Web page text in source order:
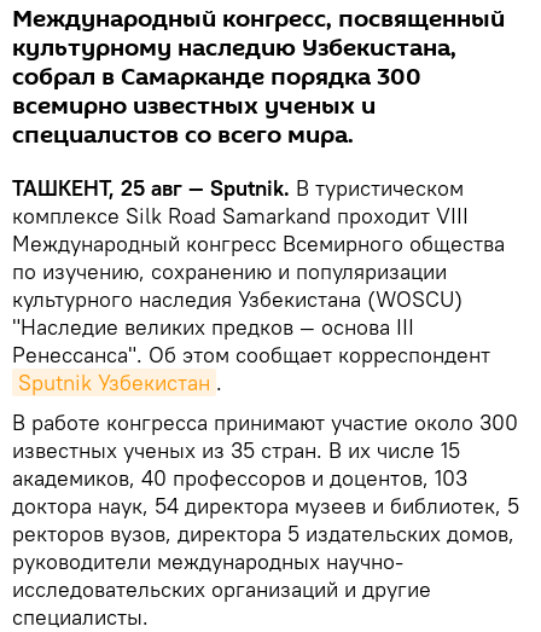
Международный конгресс, посвященный
культурному наследию Узбекистана,
собрал в Самарканде порядка 300
всемирно известных ученых и
специалистов со всего мира.
ТАШКЕНТ, 25 авг — Sputnik. В туристическом
комплексе Silk Road Samarkand проходит VIII
Международный конгресс Всемирного общества
по изучению, сохранению и популяризации
культурного наследия Узбекистана (WOSCU)
"Наследие великих предков — основа III
Ренессанса". Об этом сообщает корреспондент
Sputnik Узбекистан .
В работе конгресса принимают участие около 300
известных ученых из 35 стран. В их числе 15
академиков, 40 профессоров и доцентов, 103
доктора наук, 54 директора музеев и библиотек, 5
ректоров вузов, директора 5 издательских домов,
руководители международных научно-
исследовательских организаций и другие
специалисты.